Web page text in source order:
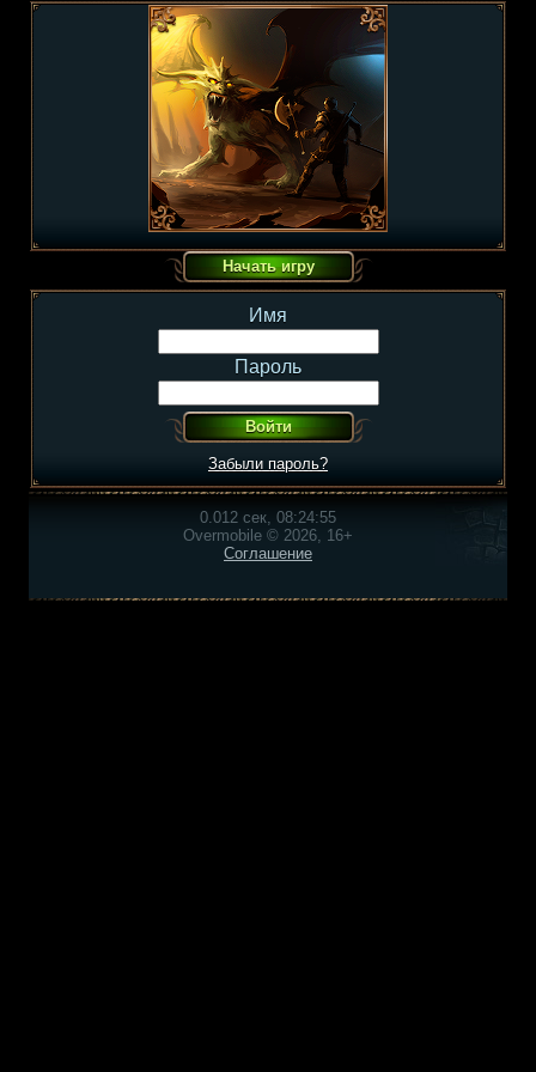
Имя
Пароль
Забыли пароль?
0.012 сек, 08:24:55
Overmobile © 2026, 16+
Соглашение